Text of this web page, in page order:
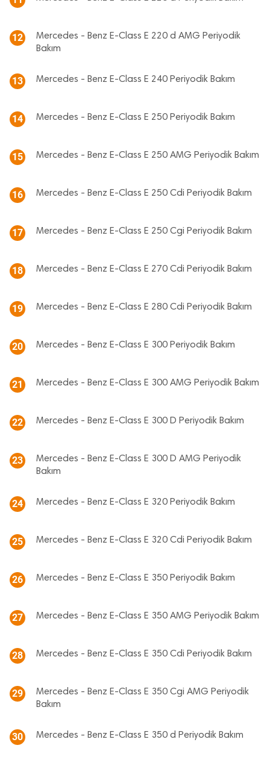
12
Mercedes - Benz E-Class E 220 d AMG Periyodik
Bakım
13 Mercedes - Benz E-Class E 240 Periyodik Bakım
14 Mercedes - Benz E-Class E 250 Periyodik Bakım
15 Mercedes - Benz E-Class E 250 AMG Periyodik Bakım
16 Mercedes - Benz E-Class E 250 Cdi Periyodik Bakım
17 Mercedes - Benz E-Class E 250 Cgi Periyodik Bakım
18 Mercedes - Benz E-Class E 270 Cdi Periyodik Bakım
19 Mercedes - Benz E-Class E 280 Cdi Periyodik Bakım
20 Mercedes - Benz E-Class E 300 Periyodik Bakım
21 Mercedes - Benz E-Class E 300 AMG Periyodik Bakım
22 Mercedes - Benz E-Class E 300 D Periyodik Bakım
23
Mercedes - Benz E-Class E 300 D AMG Periyodik
Bakım
24 Mercedes - Benz E-Class E 320 Periyodik Bakım
25 Mercedes - Benz E-Class E 320 Cdi Periyodik Bakım
26 Mercedes - Benz E-Class E 350 Periyodik Bakım
27 Mercedes - Benz E-Class E 350 AMG Periyodik Bakım
28 Mercedes - Benz E-Class E 350 Cdi Periyodik Bakım
29
Mercedes - Benz E-Class E 350 Cgi AMG Periyodik
Bakım
30 Mercedes - Benz E-Class E 350 d Periyodik Bakım